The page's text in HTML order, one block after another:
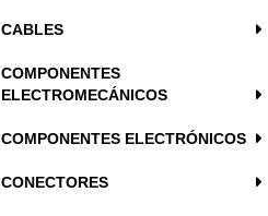
CABLES
COMPONENTES
ELECTROMECÁNICOS
COMPONENTES ELECTRÓNICOS
CONECTORES